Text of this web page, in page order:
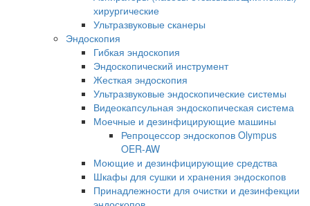
хирургические
Ультразвуковые сканеры
Эндоскопия
Гибкая эндоскопия
Эндоскопический инструмент
Жесткая эндоскопия
Ультразвуковые эндоскопические системы
Видеокапсульная эндоскопическая система
Моечные и дезинфицирующие машины
Репроцессор эндоскопов Olympus
OER-AW
Моющие и дезинфицирующие средства
Шкафы для сушки и хранения эндоскопов
Принадлежности для очистки и дезинфекции